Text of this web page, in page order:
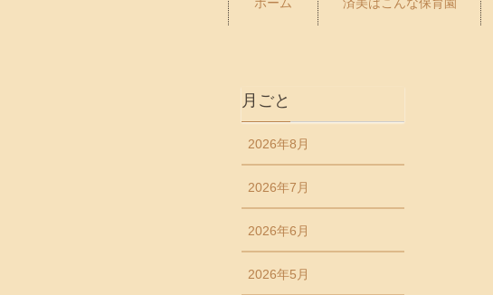
月ごと
2026年8月
2026年7月
2026年6月
2026年5月